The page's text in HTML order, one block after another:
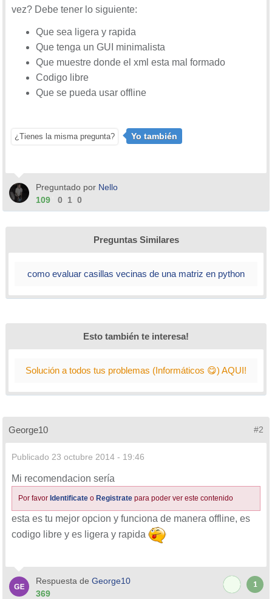
vez? Debe tener lo siguiente:
Que sea ligera y rapida
Que tenga un GUI minimalista
Que muestre donde el xml esta mal formado
Codigo libre
Que se pueda usar offline
¿Tienes la misma pregunta? Yo también
Preguntado por Nello
109
0 1 0
Preguntas Similares
como evaluar casillas vecinas de una matriz en python
Esto también te interesa!
Solución a todos tus problemas (Informáticos 😋) AQUI!
George10 #2
Publicado 23 octubre 2014 - 19:46
Mi recomendacion sería
Por favor Identificate o Registrate para poder ver este contenido
esta es tu mejor opcion y funciona de manera offline, es
codigo libre y es ligera y rapida
Respuesta de George10
369
1